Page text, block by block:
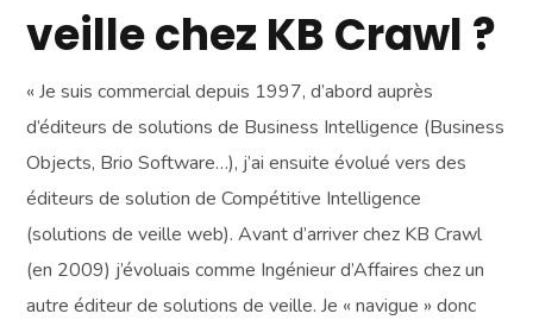
veille chez KB Crawl ?
« Je suis commercial depuis 1997, d’abord auprès
d’éditeurs de solutions de Business Intelligence (Business
Objects, Brio Software…), j’ai ensuite évolué vers des
éditeurs de solution de Compétitive Intelligence
(solutions de veille web). Avant d’arriver chez KB Crawl
(en 2009) j’évoluais comme Ingénieur d’Affaires chez un
autre éditeur de solutions de veille. Je « navigue » donc